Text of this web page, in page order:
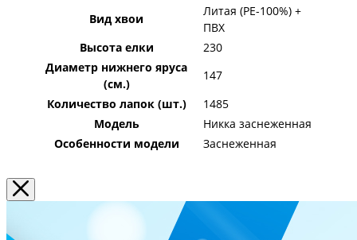
Вид хвои
Литая (PE-100%) +
ПВХ
Высота елки
230
Диаметр нижнего яруса
(см.)
147
Количество лапок (шт.)
1485
Модель
Никка заснеженная
Особенности модели
Заснеженная